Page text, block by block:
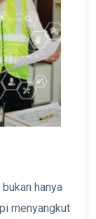
hanya
menyangkut